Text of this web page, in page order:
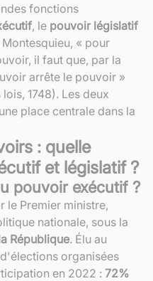
fonctions
, le pouvoir législatif
« pour
il faut que, par la
arrête le pouvoir »
1748). Les deux
place centrale dans la
: quelle
et législatif ?
pouvoir exécutif ?
le Premier ministre,
nationale, sous la
République. Élu au
organisées
en 2022 : 72%